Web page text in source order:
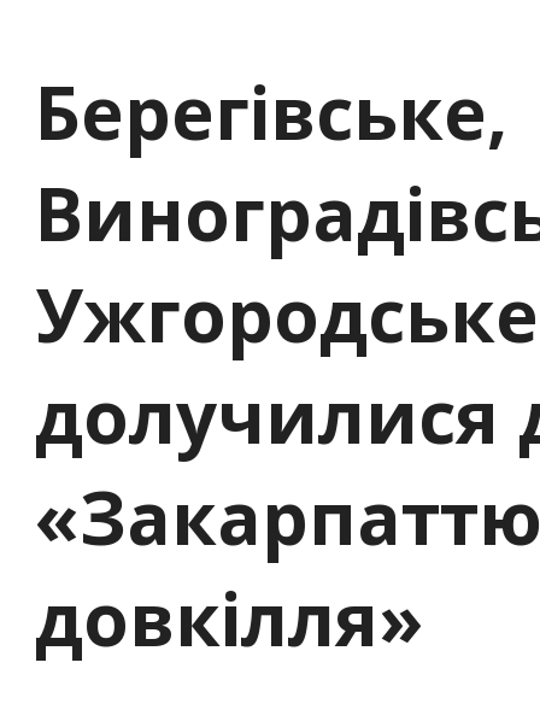
Берегівське,
долучилися
довкілля»